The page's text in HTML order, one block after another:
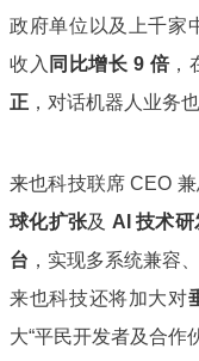
政府单位以及上千家
收入 同比增长 9 倍，
正 ，对话机器人业务也
来也科技联席 CEO
球化扩张及 AI 技术研
台 ，实现多系统兼容
来也科技还将加大对
大“平民开发者及合作